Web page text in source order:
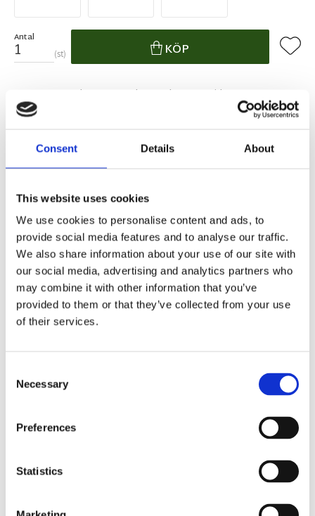
Consent Details About
This website uses cookies
We use cookies to personalise content and ads, to
provide social media features and to analyse our traffic.
We also share information about your use of our site with
our social media, advertising and analytics partners who
may combine it with other information that you’ve
provided to them or that they’ve collected from your use
of their services.
Selection
Necessary
Preferences
Statistics
Antal
st KÖP Lägg
I lager 2-10 dagars leveranstid
119715
Fri hemleverans över 995kr
Snabba leveranser
Enkel betalning med Klarna
BESKRIVNING
Tyler extra iläggsskiva i massiv vitpigmenterad
ek med en längd på 40 cm.
Passar endast till ovalt Tyler matbord i samma
färg.
kan bli 250 cm långt.
Tänk på att förvara iläggsskivorna i plant läge i
samma rumstemperatur som bordet.
Iläggsskivan är FSC®-certifierad.
MÅTT OCH SPECIFIKATIONER